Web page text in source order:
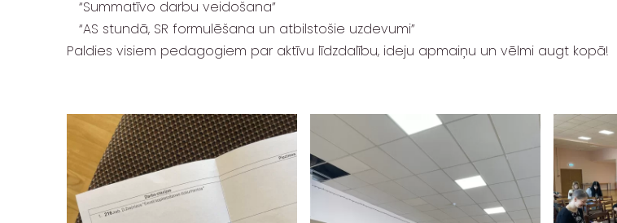
“Summatīvo darbu veidošana”
“AS stundā, SR formulēšana un atbilstošie uzdevumi”
Paldies visiem pedagogiem par aktīvu līdzdalību, ideju apmaiņu un vēlmi augt kopā!